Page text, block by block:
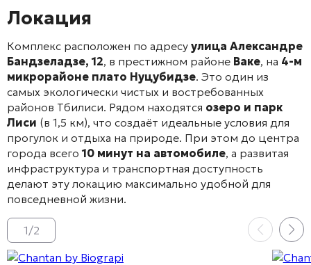
Локация
Комплекс расположен по адресу улица Александре
Бандзеладзе, 12, в престижном районе Ваке, на 4-м
микрорайоне плато Нуцубидзе. Это один из
самых экологически чистых и востребованных
районов Тбилиси. Рядом находятся озеро и парк
Лиси (в 1,5 км), что создаёт идеальные условия для
прогулок и отдыха на природе. При этом до центра
города всего 10 минут на автомобиле, а развитая
инфраструктура и транспортная доступность
делают эту локацию максимально удобной для
повседневной жизни.
1/2